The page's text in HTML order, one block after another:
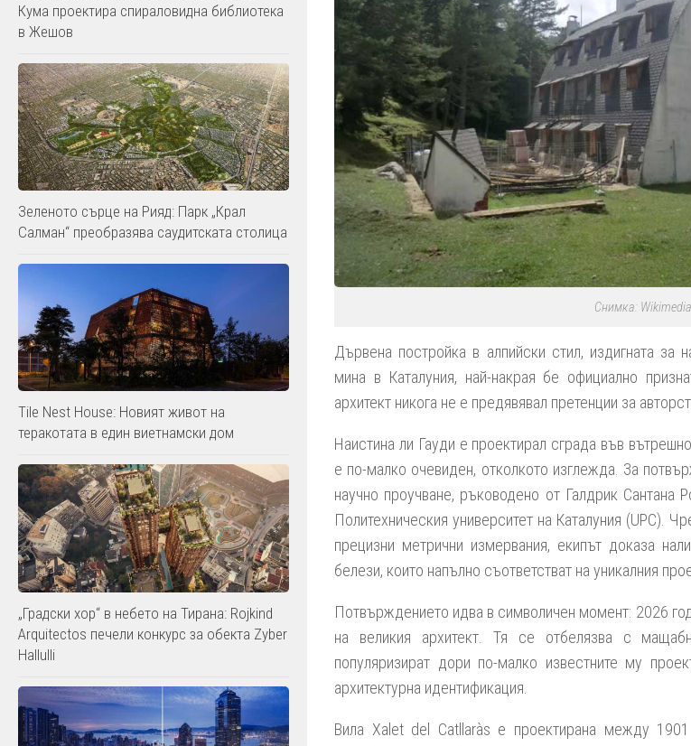
Снимка: Wikimedia
Дървена постройка в алпийски стил, издигната за
мина в Каталуния, най-накрая бе официално
архитект никога не е предявявал претенции за
Наистина ли Гауди е проектирал сграда във
е по-малко очевиден, отколкото изглежда. За
научно проучване, ръководено от Галдрик Сантана
Политехническия университет на Каталуния (UPC).
прецизни метрични измервания, екипът доказа
белези, които напълно съответстват на уникалния
Потвърждението идва в символичен момент: 2026
на великия архитект. Тя се отбелязва с
популяризират дори по-малко известните му
архитектурна идентификация.
Вила Xalet del Catllaràs е проектирана между
Кума проектира спираловидна библиотека
в Жешов
Зеленото сърце на Рияд: Парк „Крал
Салман“ преобразява саудитската столица
Tile Nest House: Новият живот на
теракотата в един виетнамски дом
„Градски хор“ в небето на Тирана: Rojkind
Arquitectos печели конкурс за обекта Zyber
Hallulli